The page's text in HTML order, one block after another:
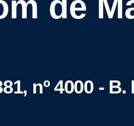
nº 4000 -